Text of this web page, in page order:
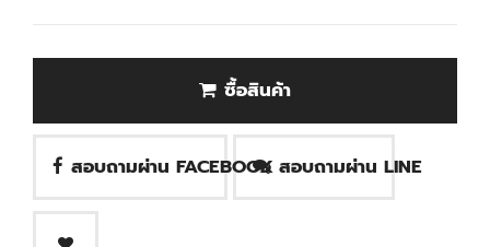
ซื้อสินค้า
สอบถามผ่าน FACEBOOK สอบถามผ่าน LINE